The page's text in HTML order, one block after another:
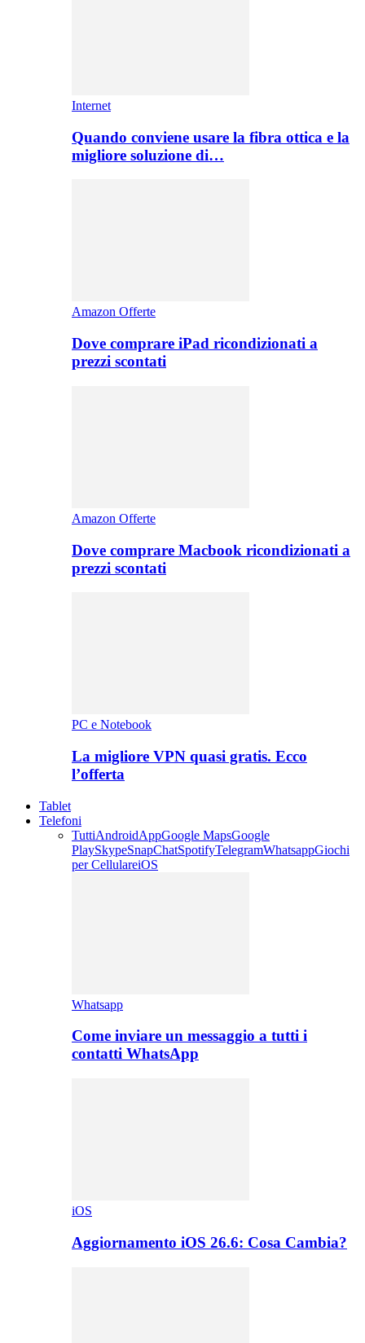
Internet
Quando conviene usare la fibra ottica e la
migliore soluzione di…
Amazon Offerte
Dove comprare iPad ricondizionati a
prezzi scontati
Amazon Offerte
Dove comprare Macbook ricondizionati a
prezzi scontati
PC e Notebook
La migliore VPN quasi gratis. Ecco
l’offerta
Tablet
Telefoni
TuttiAndroidAppGoogle MapsGoogle
PlaySkypeSnapChatSpotifyTelegramWhatsappGiochi
per CellulareiOS
Whatsapp
Come inviare un messaggio a tutti i
contatti WhatsApp
iOS
Aggiornamento iOS 26.6: Cosa Cambia?